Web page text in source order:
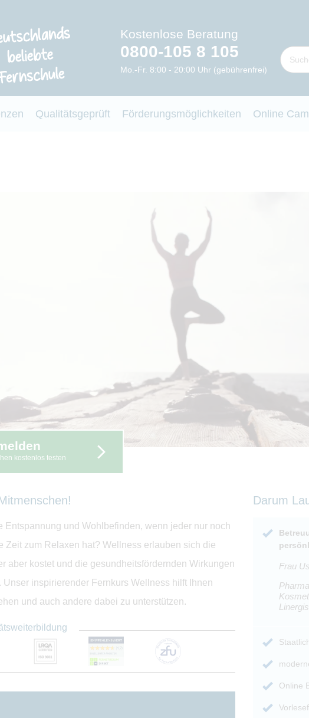
Kostenlose Beratung
0800-105 8 105
Mo.-Fr. 8:00 - 20:00 Uhr (gebührenfrei)
Qualitätsgeprüft Förderungsmöglichkeiten Online
kostenlos testen
und Wohlbefinden, wenn jeder nur noch
Zeit zum Relaxen hat? Wellness erlauben sich die
aber kostet und die gesundheitsfördernden Wirkungen
inspirierender Fernkurs Wellness hilft Ihnen
und auch andere dabei zu unterstützen.
Darum
Frau
Online